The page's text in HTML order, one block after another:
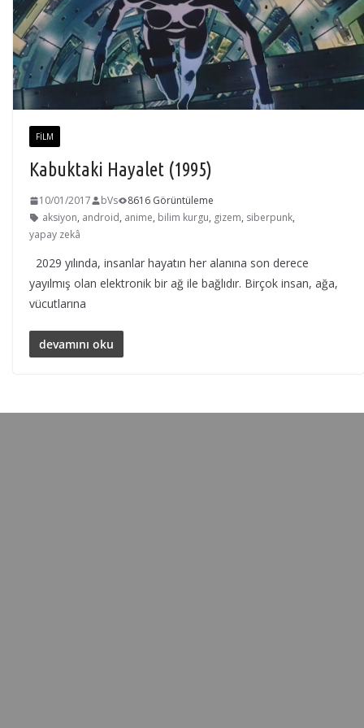
FILM
Kabuktaki Hayalet (1995)
10/01/2017 bVs
8616 Görüntüleme
aksiyon, android, anime, bilim kurgu, gizem, siberpunk,
yapay zekâ
2029 yılında, insanlar hayatın her alanına son derece
yayılmış olan elektronik bir ağ ile bağlıdır. Birçok insan, ağa,
vücutlarına
devamını oku